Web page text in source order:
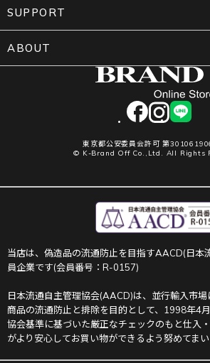
facebookinstagram
LINE
東京都公安委員会許可 第
© K-Brand Off Co.,Ltd. All Rights
SUPPORT
ABOUT
当店は、偽造品の流通防止を目指すAACD(日本
員企業です(会員番号：R-0157)
日本流通自主管理協会(AACD)は、並行輸入市場
商品の流通防止と排除を目的として、1998年4
協会基準に基づいた厳正なチェックのもと仕入
がより安心してお買い物ができるよう努めてまい